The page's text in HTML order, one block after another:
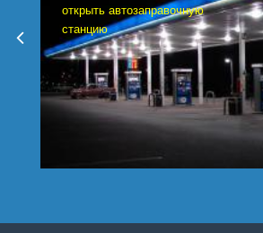
открыть автозаправочную
станцию